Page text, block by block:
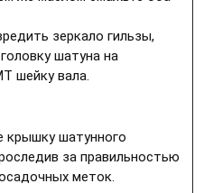
зеркало гильзы,
шатуна на
шейку вала.
крышку шатунного
за правильностью
меток.